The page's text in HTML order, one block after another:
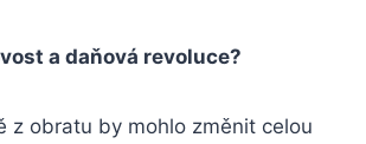
a daňová revoluce?
z obratu by mohlo změnit celou